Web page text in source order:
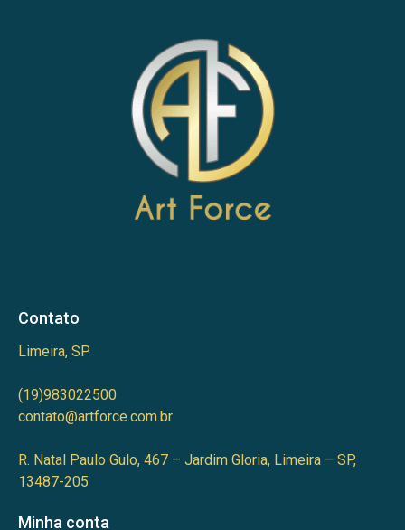
Contato
Limeira, SP
(19)983022500
contato@artforce.com.br
R. Natal Paulo Gulo, 467 – Jardim Gloria, Limeira – SP,
13487-205
Minha conta